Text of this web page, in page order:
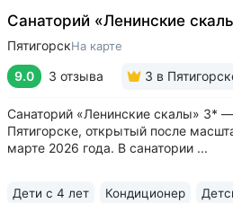
Санаторий «Ленинские
ПятигорскНа карте
9.0 3 отзыва 3 в
Санаторий «Ленинские скалы» 3*
Пятигорске, открытый после
марте 2026 года. В санатории ...
Дети с 4 лет Кондиционер